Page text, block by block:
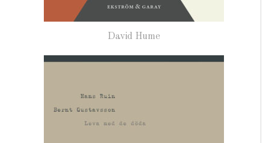
David Hume